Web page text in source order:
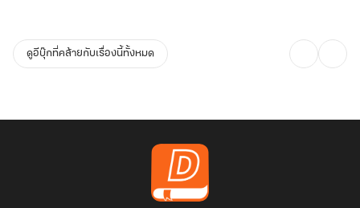
ดูอีบุ๊กที่คล้ายกับเรื่องนี้ทั้งหมด